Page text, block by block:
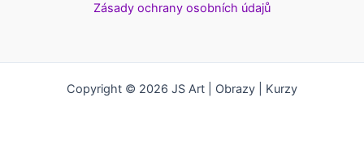
Zásady ochrany osobních údajů
Copyright © 2026 JS Art | Obrazy | Kurzy